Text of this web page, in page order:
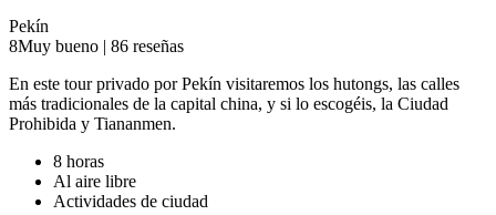
Pekín
8Muy bueno | 86 reseñas
En este tour privado por Pekín visitaremos los hutongs, las calles
más tradicionales de la capital china, y si lo escogéis, la Ciudad
Prohibida y Tiananmen.
8 horas
Al aire libre
Actividades de ciudad